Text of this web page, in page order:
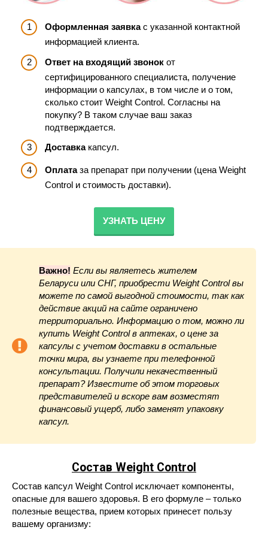
Оформленная заявкас указанной контактной
информацией клиента.
Ответ на входящий звонок от
сертифицированного специалиста, получение
информации о капсулах, в том числе и о том,
сколько стоит Weight Control. Согласны на
покупку? В таком случае ваш заказ
подтверждается.
Доставкакапсул.
Оплатаза препарат при получении (цена Weight
Control и стоимость доставки).
УЗНАТЬ ЦЕНУ
Важно! Если вы являетесь жителем
Беларуси или СНГ, приобрести Weight Control вы
можете по самой выгодной стоимости, так как
действие акций на сайте ограничено
территориально. Информацию о том, можно ли
купить Weight Control в аптеках, о цене за
капсулы с учетом доставки в остальные
точки мира, вы узнаете при телефонной
консультации. Получили некачественный
препарат? Известите об этом торговых
представителей и вскоре вам возместят
финансовый ущерб, либо заменят упаковку
капсул.
Состав Weight Control
Состав капсул Weight Control исключает компоненты,
опасные для вашего здоровья. В его формуле – только
полезные вещества, прием которых принесет пользу
вашему организму: